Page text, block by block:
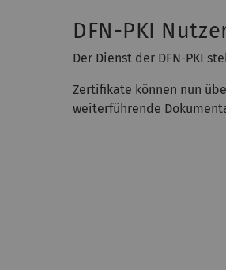
DFN-PKI
Der Dienst der DFN-PKI
Zertifikate können nun
weiterführende